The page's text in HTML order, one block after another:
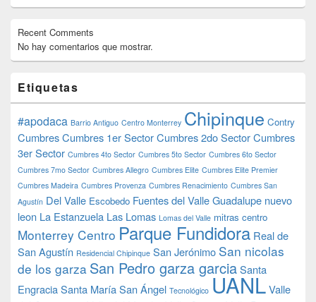
Recent Comments
No hay comentarios que mostrar.
Etiquetas
#apodaca Barrio Antiguo Centro Monterrey Chipinque Contry
CumbresCumbres 1er SectorCumbres 2do SectorCumbres
3er Sector Cumbres 4to Sector Cumbres 5to Sector Cumbres 6to Sector
Cumbres 7mo Sector Cumbres Allegro Cumbres Elite Cumbres Elite Premier
Cumbres Madeira Cumbres Provenza Cumbres Renacimiento Cumbres San
Agustín Del Valle Escobedo Fuentes del ValleGuadalupe nuevo
leon La Estanzuela Las Lomas Lomas del Valle mitras centro
Monterrey Centro Parque Fundidora Real de
San Agustín Residencial Chipinque San Jerónimo San nicolas
de los garza San Pedro garza garciaSanta
EngraciaSanta MaríaSan Ángel Tecnológico UANLValle